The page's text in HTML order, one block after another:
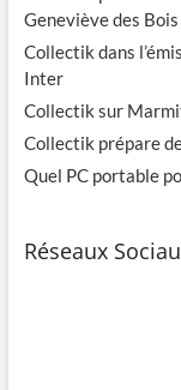
Geneviève des Bois
Collectik dans
Inter
Collectik sur
Collectik prépare
Quel PC portable
Réseaux